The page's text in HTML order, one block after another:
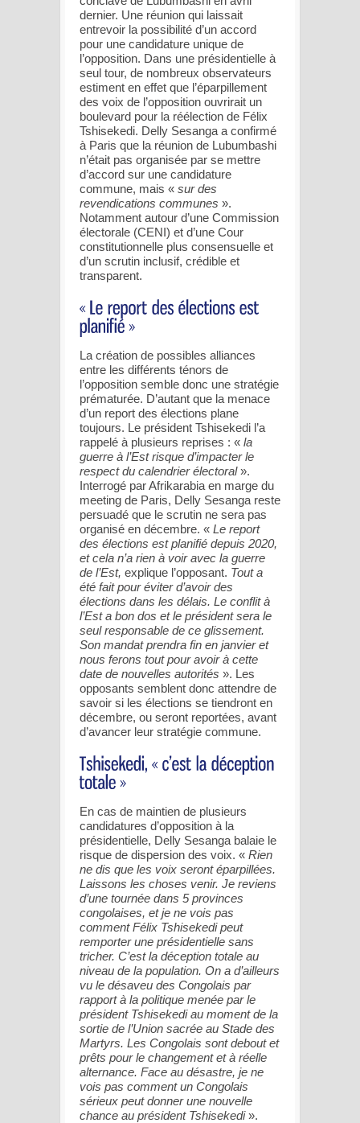
dernier. Une réunion qui laissait
entrevoir la possibilité d’un accord
pour une candidature unique de
l’opposition. Dans une présidentielle à
seul tour, de nombreux observateurs
estiment en effet que l’éparpillement
des voix de l’opposition ouvrirait un
boulevard pour la réélection de Félix
Tshisekedi. Delly Sesanga a confirmé
à Paris que la réunion de Lubumbashi
n’était pas organisée par se mettre
d’accord sur une candidature
commune, mais « sur des
revendications communes ».
Notamment autour d’une Commission
électorale (CENI) et d’une Cour
constitutionnelle plus consensuelle et
d’un scrutin inclusif, crédible et
transparent.
La création de possibles alliances
entre les différents ténors de
l’opposition semble donc une stratégie
prématurée. D’autant que la menace
d’un report des élections plane
toujours. Le président Tshisekedi l’a
rappelé à plusieurs reprises : « la
guerre à l’Est risque d’impacter le
respect du calendrier électoral».
Interrogé par Afrikarabia en marge du
meeting de Paris, Delly Sesanga reste
persuadé que le scrutin ne sera pas
organisé en décembre. « Le report
des élections est planifié depuis 2020,
et cela n’a rien à voir avec la guerre
de l’Est, explique l’opposant. Tout a
été fait pour éviter d’avoir des
élections dans les délais. Le conflit à
l’Est a bon dos et le président sera le
seul responsable de ce glissement.
Son mandat prendra fin en janvier et
nous ferons tout pour avoir à cette
date de nouvelles autorités ». Les
opposants semblent donc attendre de
savoir si les élections se tiendront en
décembre, ou seront reportées, avant
d’avancer leur stratégie commune.
En cas de maintien de plusieurs
candidatures d’opposition à la
présidentielle, Delly Sesanga balaie le
risque de dispersion des voix. « Rien
ne dis que les voix seront éparpillées.
Laissons les choses venir. Je reviens
d’une tournée dans 5 provinces
congolaises, et je ne vois pas
comment Félix Tshisekedi peut
remporter une présidentielle sans
tricher. C’est la déception totale au
niveau de la population. On a d’ailleurs
vu le désaveu des Congolais par
rapport à la politique menée par le
président Tshisekedi au moment de la
sortie de l’Union sacrée au Stade des
Martyrs. Les Congolais sont debout et
prêts pour le changement et à réelle
alternance. Face au désastre, je ne
vois pas comment un Congolais
sérieux peut donner une nouvelle
chance au président Tshisekedi».